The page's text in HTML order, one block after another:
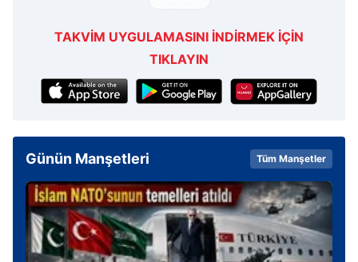
TAKVİM UYGULAMASINI İNDİRMEK İÇİN
TIKLAYIN
Günün Manşetleri Tüm Manşetler